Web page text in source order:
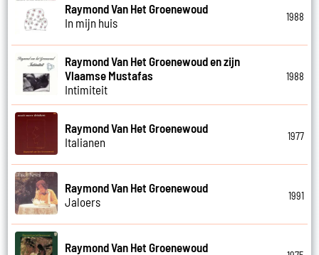
Raymond Van Het Groenewoud
In mijn huis
1988
Raymond Van Het Groenewoud en zijn
Vlaamse Mustafas
Intimiteit
1988
Raymond Van Het Groenewoud
Italianen
1977
Raymond Van Het Groenewoud
Jaloers
1991
Raymond Van Het Groenewoud